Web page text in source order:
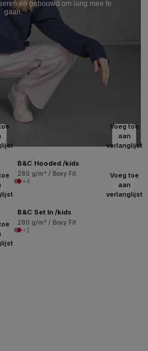
en gebouwd om lang mee te
gaan.
Voeg toe
aan
verlanglijst
B&C Hooded /kids
280 g/m² / Boxy Fit
+4
Voeg toe
aan
verlanglijst
B&C Set In /kids
280 g/m² / Boxy Fit
+2